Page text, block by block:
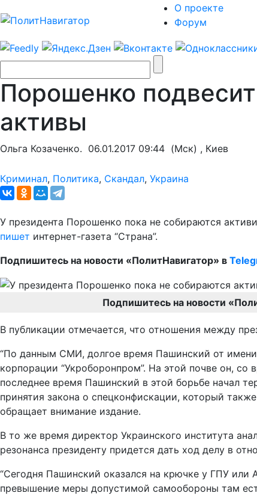
О проекте
Форум
Порошенко
активы
Ольга Козаченко. 06.01.2017 09:44 (Мск) , Киев
Криминал, Политика, Скандал, Украина
У президента Порошенко пока не собираются
пишет интернет-газета “Страна”.
Подпишитесь на новости «ПолитНавигатор» в
Подпишитесь на новости
В публикации отмечается, что отношения между
“По данным СМИ, долгое время Пашинский от
корпорации “Укроборонпром”. На этой почве он,
последнее время Пашинский в этой борьбе начал
принятия закона о спецконфискации, который
обращает внимание издание.
В то же время директор Украинского института
резонанса президенту придется дать ход делу в
“Сегодня Пашинский оказался на крючке у ГПУ или
превышение меры допустимой самообороны там